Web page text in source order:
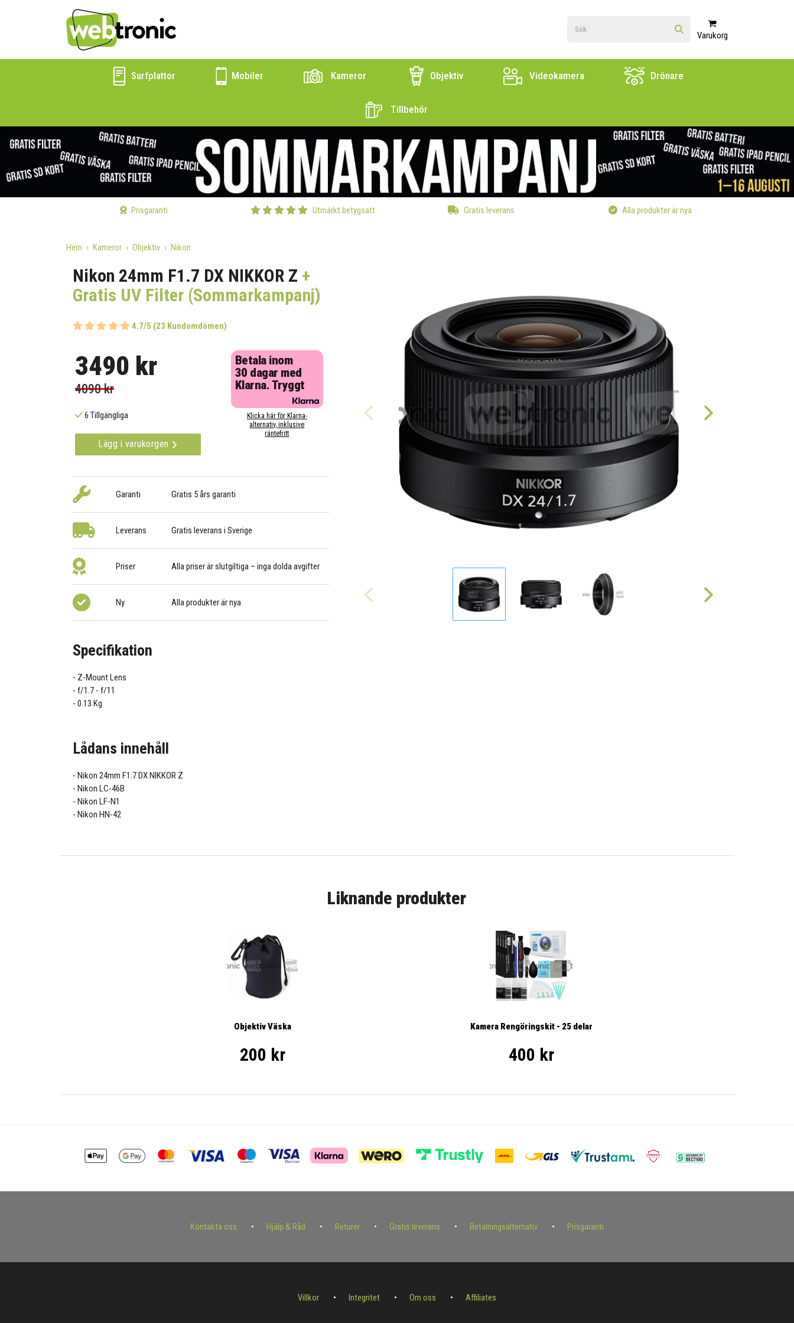
Varukorg
Surfplattor Mobiler Kameror Objektiv Videokamera Drönare
Tillbehör
Prisgaranti Utmärkt betygsatt Gratis leverans Alla produkter är nya
Hem Kameror Objektiv Nikon
Nikon 24mm F1.7 DX NIKKOR Z +
Gratis UV Filter (Sommarkampanj)
4.7/5 (23 Kundomdömen)
3490 kr
4090 kr
6 Tillgängliga
Lägg i varukorgen
Betala inom
30 dagar med
Klarna. Tryggt
Klicka här för Klarna-
alternativ, inklusive
räntefritt
Garanti Gratis 5 års garanti
Leverans Gratis leverans i Sverige
Priser Alla priser är slutgiltiga – inga dolda avgifter
Ny Alla produkter är nya
Specifikation
Z-Mount Lens
f/1.7 - f/11
0.13 Kg
Lådans innehåll
Nikon 24mm F1.7 DX NIKKOR Z
Nikon LC-46B
Nikon LF-N1
Nikon HN-42
Liknande produkter
Objektiv Väska
200 kr
Kamera Rengöringskit - 25 delar
400 kr
Kontakta oss Hjälp & Råd Returer Gratis leverans Betalningsalternativ Prisgaranti
Villkor Integritet Om oss Affiliates